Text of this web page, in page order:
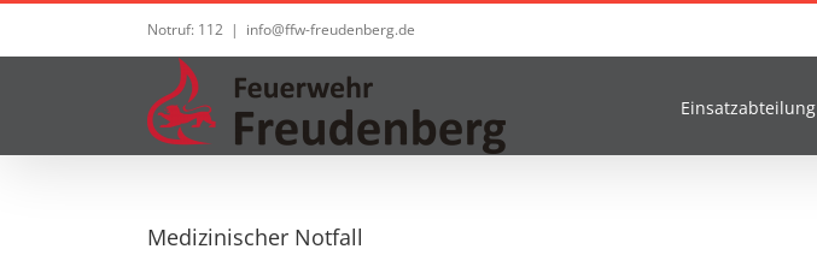
Zum
springen
Notruf: 112 | info@ffw-freudenberg.de
Einsatzabteilung
Medizinischer Notfall